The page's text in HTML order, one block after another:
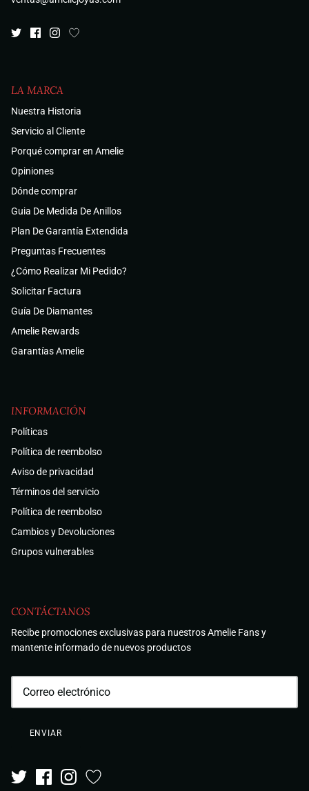
LA MARCA
Nuestra Historia
Servicio al Cliente
Porqué comprar en Amelie
Opiniones
Dónde comprar
Guia De Medida De Anillos
Plan De Garantía Extendida
Preguntas Frecuentes
¿Cómo Realizar Mi Pedido?
Solicitar Factura
Guía De Diamantes
Amelie Rewards
Garantías Amelie
INFORMACIÓN
Políticas
Política de reembolso
Aviso de privacidad
Términos del servicio
Política de reembolso
Cambios y Devoluciones
Grupos vulnerables
CONTÁCTANOS
Recibe promociones exclusivas para nuestros Amelie Fans y
mantente informado de nuevos productos
ENVIAR